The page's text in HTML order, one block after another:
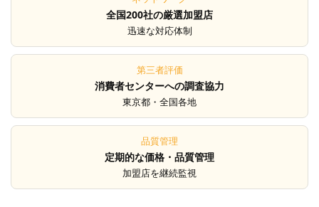
全国200社の厳選加盟店
迅速な対応体制
第三者評価
消費者センターへの調査協力
東京都・全国各地
品質管理
定期的な価格・品質管理
加盟店を継続監視